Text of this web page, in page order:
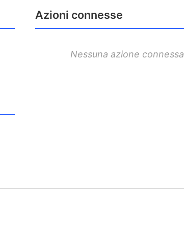
Azioni connesse
Nessuna azione connessa